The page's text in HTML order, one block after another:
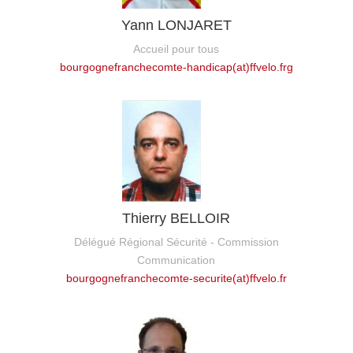
Yann LONJARET
Accueil pour tous
bourgognefranchecomte-handicap(at)ffvelo.frg
Thierry BELLOIR
Délégué Régional Sécurité - Commission
Communication
bourgognefranchecomte-securite(at)ffvelo.fr